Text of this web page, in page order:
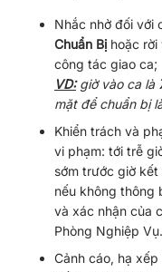
Nhắc nhở đối với
Chuẩn Bị hoặc
công tác giao ca;
VD:giờ vào ca là
mặt để chuẩn bị
Khiển trách và
vi phạm: tới trễ
sớm trước giờ
nếu không thông
và xác nhận của
Phòng Nghiệp Vụ.
Cảnh cáo, hạ